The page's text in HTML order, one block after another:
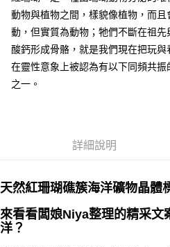
每筆NT$80，滿NT$3,000(含以上)
7-11取貨付款
賣家宅配幫您送（台灣）
每筆NT$80，滿NT$3,000(含以上)免
免運費
動物與植物之間，樣貌像植物，而
動，但實質為動物；牠們不斷在祖
酸鈣形成骨骼，就是我們現在把玩與
在靈性意象上被認為有以下同頻共
之一。
詳細說明
天然紅珊瑚礁簇海洋礦物晶體
來看看闆娘Niya整理的精采文
洋？